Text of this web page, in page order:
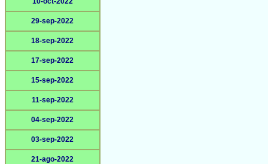
29-sep-2022
18-sep-2022
17-sep-2022
15-sep-2022
11-sep-2022
04-sep-2022
03-sep-2022
21-ago-2022